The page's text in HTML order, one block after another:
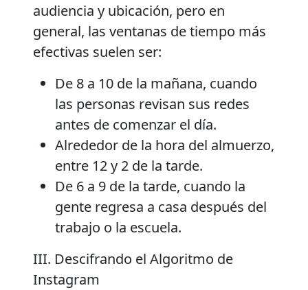
audiencia y ubicación, pero en
general, las ventanas de tiempo más
efectivas suelen ser:
De 8 a 10 de la mañana, cuando
las personas revisan sus redes
antes de comenzar el día.
Alrededor de la hora del almuerzo,
entre 12 y 2 de la tarde.
De 6 a 9 de la tarde, cuando la
gente regresa a casa después del
trabajo o la escuela.
III. Descifrando el Algoritmo de
Instagram